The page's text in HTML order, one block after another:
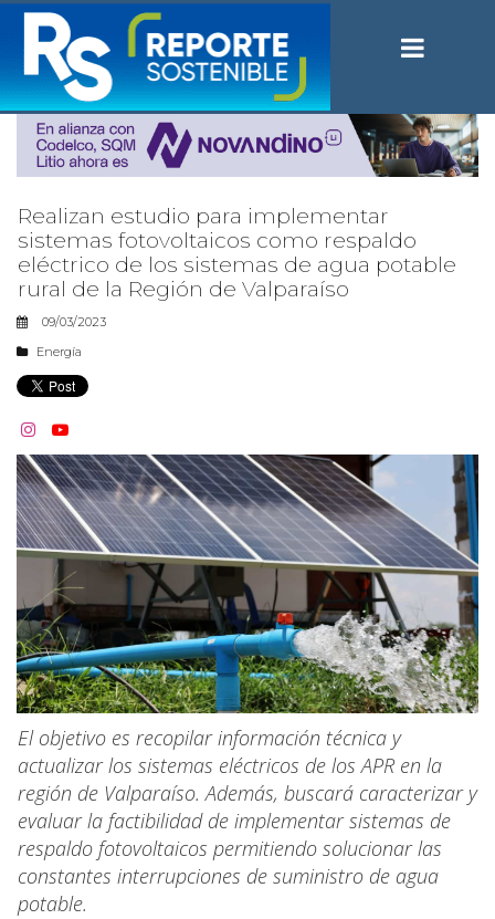
Realizan estudio para implementar
sistemas fotovoltaicos como respaldo
eléctrico de los sistemas de agua potable
rural de la Región de Valparaíso
09/03/2023
Energía
 
El objetivo es recopilar información técnica y
actualizar los sistemas eléctricos de los APR en la
región de Valparaíso. Además, buscará caracterizar y
evaluar la factibilidad de implementar sistemas de
respaldo fotovoltaicos permitiendo solucionar las
constantes interrupciones de suministro de agua
potable.